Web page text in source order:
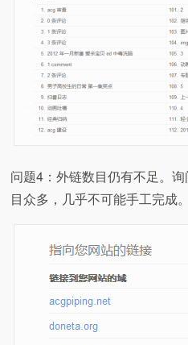
问题4：外链数目仍有不足。
目众多，几乎不可能手工完成。